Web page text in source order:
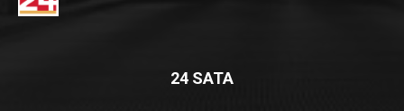
24 SATA